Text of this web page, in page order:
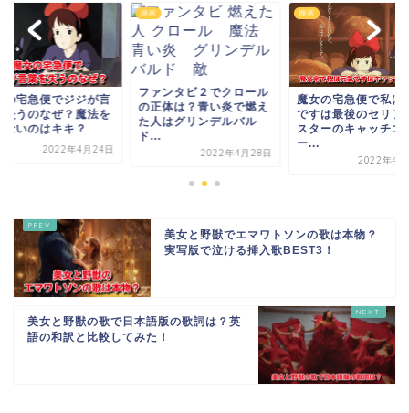
ンタビ２でクロール
体は？青い炎で燃え
はグリンデルバル
2022年4月28日
映画
魔女の宅急便で私は元気
ですは最後のセリフ？ポ
スターのキャッチコピ
ー...
2022年4月22日
映画
魔女の宅急便でジジ
葉を失うのなぜ？魔
使えないのはキキ？
美女と野獣でエマワトソンの歌は本物？
実写版で泣ける挿入歌BEST3！
美女と野獣の歌で日本語版の歌詞は？英
語の和訳と比較してみた！